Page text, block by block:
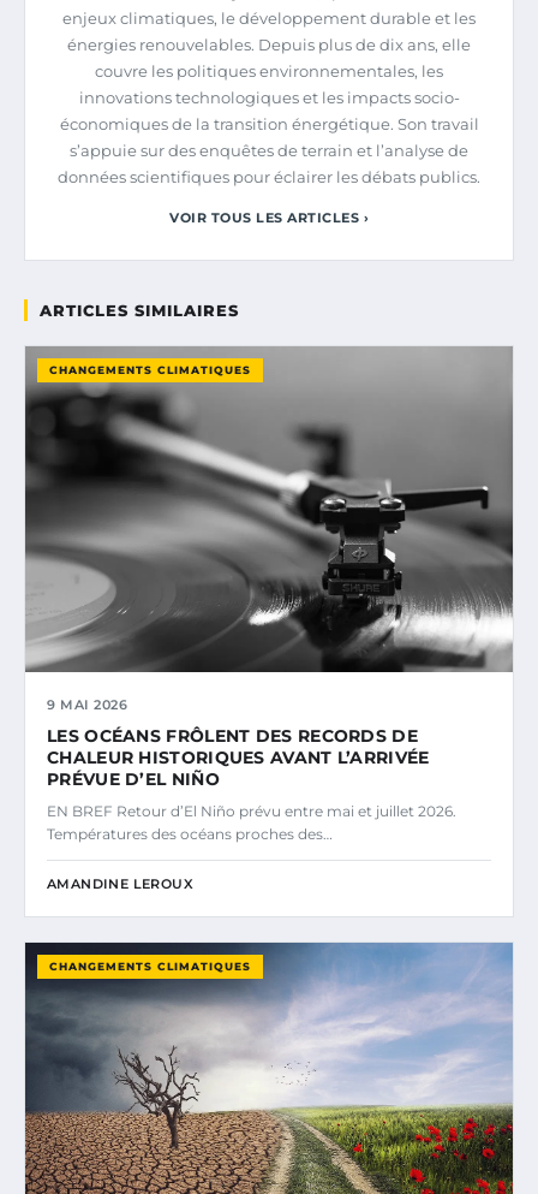
enjeux climatiques, le développement durable et les
énergies renouvelables. Depuis plus de dix ans, elle
couvre les politiques environnementales, les
innovations technologiques et les impacts socio-
économiques de la transition énergétique. Son travail
s’appuie sur des enquêtes de terrain et l’analyse de
données scientifiques pour éclairer les débats publics.
VOIR TOUS LES ARTICLES ›
ARTICLES SIMILAIRES
CHANGEMENTS CLIMATIQUES
9 MAI 2026
LES OCÉANS FRÔLENT DES RECORDS DE
CHALEUR HISTORIQUES AVANT L’ARRIVÉE
PRÉVUE D’EL NIÑO
EN BREF Retour d’El Niño prévu entre mai et juillet 2026.
Températures des océans proches des…
AMANDINE LEROUX
CHANGEMENTS CLIMATIQUES